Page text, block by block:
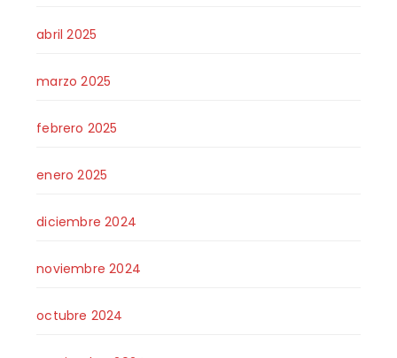
abril 2025
marzo 2025
febrero 2025
enero 2025
diciembre 2024
noviembre 2024
octubre 2024